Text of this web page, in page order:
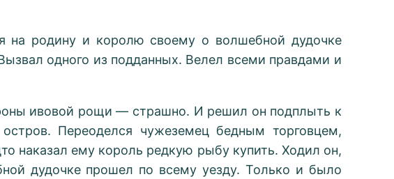
на родину и королю своему о волшебной дудочке
одного из подданных. Велел всеми правдами и
ивовой рощи — страшно. И решил он подплыть к
Переоделся чужеземец бедным торговцем,
наказал ему король редкую рыбу купить. Ходил он,
дудочке прошел по всему уезду. Только и было